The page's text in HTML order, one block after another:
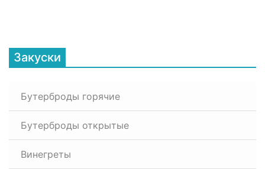
Закуски
Бутерброды горячие
Бутерброды открытые
Винегреты